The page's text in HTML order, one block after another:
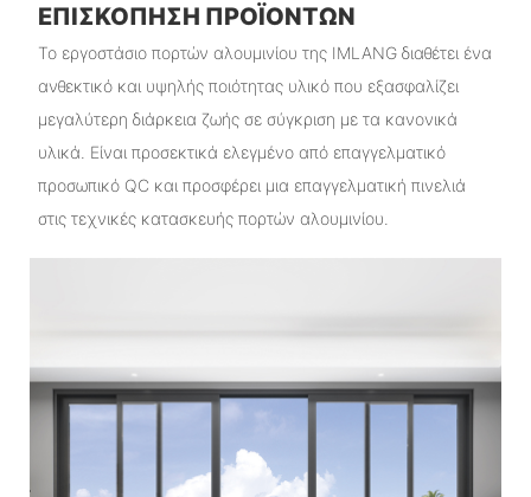
ΕΠΙΣΚΌΠΗΣΗ ΠΡΟΪΌΝΤΩΝ
Το εργοστάσιο πορτών αλουμινίου της IMLANG διαθέτει ένα
ανθεκτικό και υψηλής ποιότητας υλικό που εξασφαλίζει
μεγαλύτερη διάρκεια ζωής σε σύγκριση με τα κανονικά
υλικά. Είναι προσεκτικά ελεγμένο από επαγγελματικό
προσωπικό QC και προσφέρει μια επαγγελματική πινελιά
στις τεχνικές κατασκευής πορτών αλουμινίου.